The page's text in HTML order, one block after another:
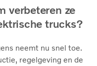
verbeteren ze
trucks?
neemt nu snel toe.
regelgeving en de